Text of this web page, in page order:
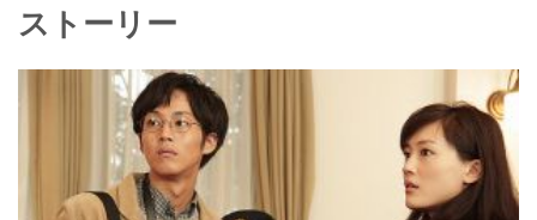
ストーリー